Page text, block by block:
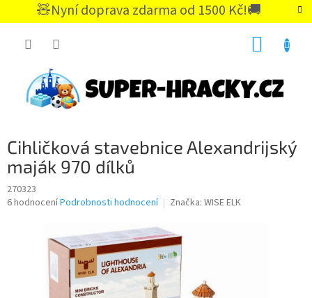
🧸Nyní doprava zdarma od 1500 Kč!🚚
CZK
Cihličková stavebnice Alexandrijský
maják 970 dílků
270323
Průměrné
6 hodnoceníPodrobnosti hodnocení Značka: WISE ELK